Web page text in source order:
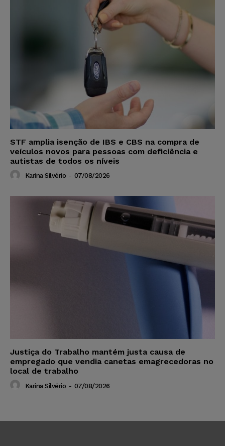
STF amplia isenção de IBS e CBS na compra de
veículos novos para pessoas com deficiência e
autistas de todos os níveis
Karina Silvério - 07/08/2026
Justiça do Trabalho mantém justa causa de
empregado que vendia canetas emagrecedoras no
local de trabalho
Karina Silvério - 07/08/2026